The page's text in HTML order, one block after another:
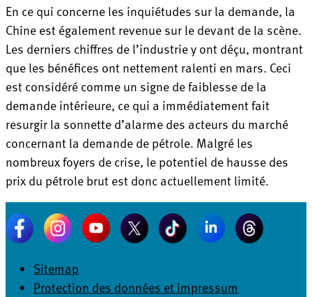
En ce qui concerne les inquiétudes sur la demande, la
Chine est également revenue sur le devant de la scène.
Les derniers chiffres de l’industrie y ont déçu, montrant
que les bénéfices ont nettement ralenti en mars. Ceci
est considéré comme un signe de faiblesse de la
demande intérieure, ce qui a immédiatement fait
resurgir la sonnette d’alarme des acteurs du marché
concernant la demande de pétrole. Malgré les
nombreux foyers de crise, le potentiel de hausse des
prix du pétrole brut est donc actuellement limité.
Sitemap
Protection des données et impressum